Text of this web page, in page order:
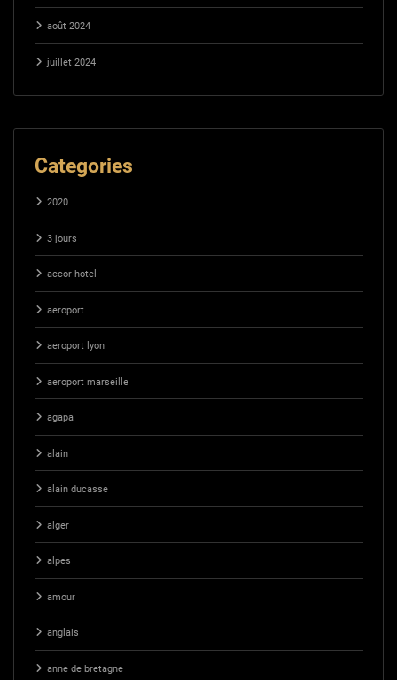
août 2024
juillet 2024
Categories
2020
3 jours
accor hotel
aeroport
aeroport lyon
aeroport marseille
agapa
alain
alain ducasse
alger
alpes
amour
anglais
anne de bretagne